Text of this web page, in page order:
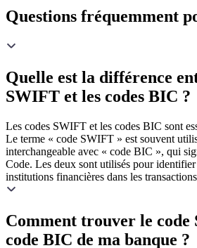
Questions fréquemment
Quelle est la différence
SWIFT et les codes BIC ?
Les codes SWIFT et les codes BIC sont
Le terme « code SWIFT » est souvent
interchangeable avec « code BIC », qui
Code. Les deux sont utilisés pour identifier
institutions financières dans les
Comment trouver le code
code BIC de ma banque ?